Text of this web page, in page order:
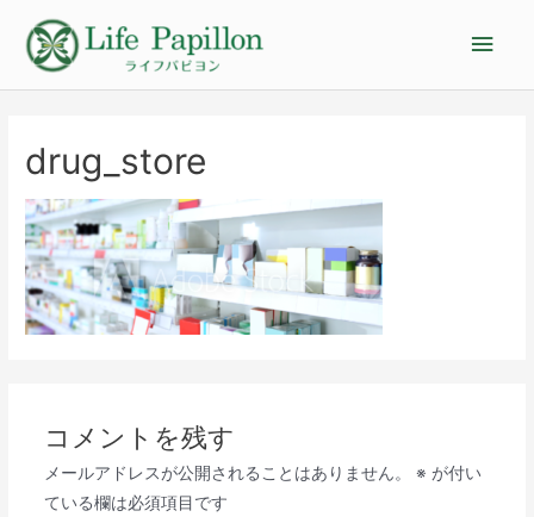
drug_store
コメントを残す
メールアドレスが公開されることはありません。 ※ が付い
ている欄は必須項目です